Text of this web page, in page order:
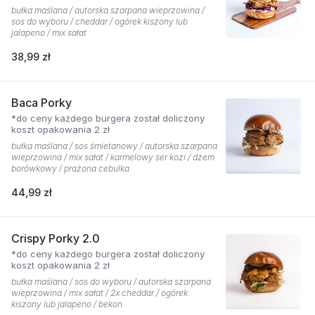
bułka maślana / autorska szarpana wieprzowina /
sos do wyboru / cheddar / ogórek kiszony lub
jalapeno / mix sałat
38,99 zł
Baca Porky
*do ceny każdego burgera został doliczony
koszt opakowania 2 zł
bułka maślana / sos śmietanowy / autorska szarpana
wieprzowina / mix sałat / karmelowy ser kozi / dżem
borówkowy / prażona cebulka
44,99 zł
Crispy Porky 2.0
*do ceny każdego burgera został doliczony
koszt opakowania 2 zł
bułka maślana / sos do wyboru / autorska szarpana
wieprzowina / mix sałat / 2x cheddar / ogórek
kiszony lub jalapeno / bekon